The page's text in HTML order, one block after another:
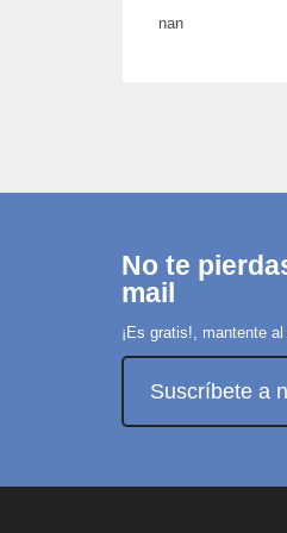
nan
No te
mail
¡Es gratis!, mantente
Suscríbete a